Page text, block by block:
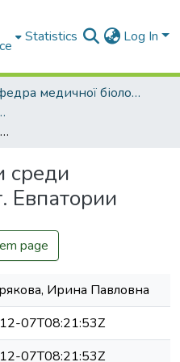
Statistics Log In
Кафедра медичної біології
біології
Спектр патологии среди новорожденных г. Евпатории
среди
Евпатории
page
Ирина Павловна
07T08:21:53Z
07T08:21:53Z